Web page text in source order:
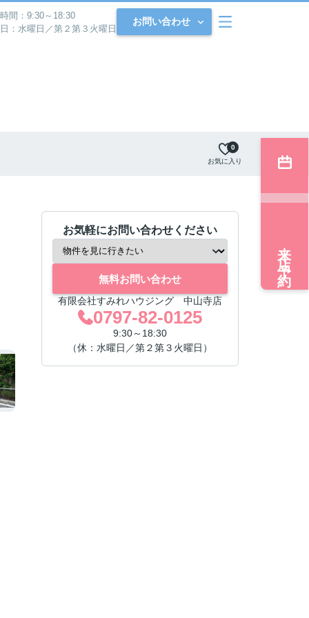
間：9:30～18:30
：水曜日／第２第３火曜日
お問い合わせ
お気に入り
0
お気軽にお問い合わせください
無料お問い合わせ
有限会社すみれハウジング 中山寺店
0797-82-0125
9:30～18:30
（休：水曜日／第２第３火曜日）
来店予約